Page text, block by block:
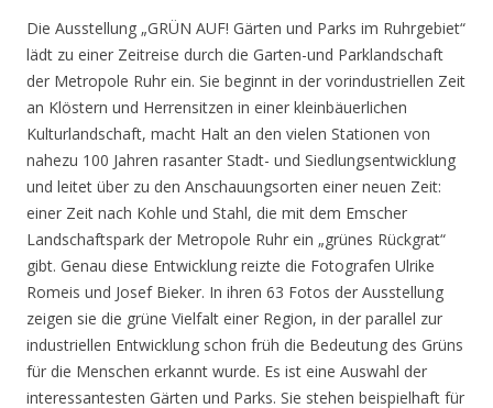
Die Ausstellung „GRÜN AUF! Gärten und Parks im Ruhrgebiet“
lädt zu einer Zeitreise durch die Garten-und Parklandschaft
der Metropole Ruhr ein. Sie beginnt in der vorindustriellen Zeit
an Klöstern und Herrensitzen in einer kleinbäuerlichen
Kulturlandschaft, macht Halt an den vielen Stationen von
nahezu 100 Jahren rasanter Stadt- und Siedlungsentwicklung
und leitet über zu den Anschauungsorten einer neuen Zeit:
einer Zeit nach Kohle und Stahl, die mit dem Emscher
Landschaftspark der Metropole Ruhr ein „grünes Rückgrat“
gibt. Genau diese Entwicklung reizte die Fotografen Ulrike
Romeis und Josef Bieker. In ihren 63 Fotos der Ausstellung
zeigen sie die grüne Vielfalt einer Region, in der parallel zur
industriellen Entwicklung schon früh die Bedeutung des Grüns
für die Menschen erkannt wurde. Es ist eine Auswahl der
interessantesten Gärten und Parks. Sie stehen beispielhaft für